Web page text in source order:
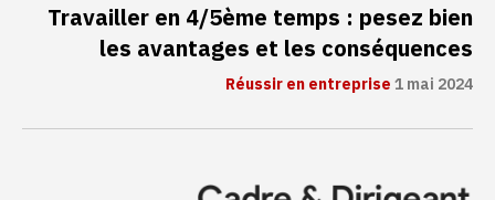
Travailler en 4/5ème temps : pesez bien
les avantages et les conséquences
Réussir en entreprise1 mai 2024